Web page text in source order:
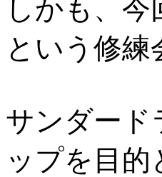
しかも、
という修
サンダー
ップを目的